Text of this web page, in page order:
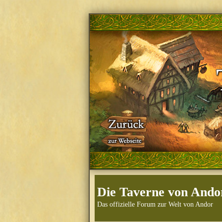
Die Taverne von
Das offizielle Forum zur Welt von Andor